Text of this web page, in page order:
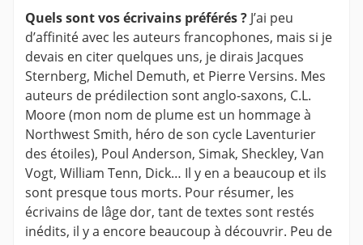
Quels sont vos écrivains préférés ? J’ai peu
d’affinité avec les auteurs francophones, mais si je
devais en citer quelques uns, je dirais Jacques
Sternberg, Michel Demuth, et Pierre Versins. Mes
auteurs de prédilection sont anglo-saxons, C.L.
Moore (mon nom de plume est un hommage à
Northwest Smith, héro de son cycle Laventurier
des étoiles), Poul Anderson, Simak, Sheckley, Van
Vogt, William Tenn, Dick… Il y en a beaucoup et ils
sont presque tous morts. Pour résumer, les
écrivains de lâge dor, tant de textes sont restés
inédits, il y a encore beaucoup à découvrir. Peu de